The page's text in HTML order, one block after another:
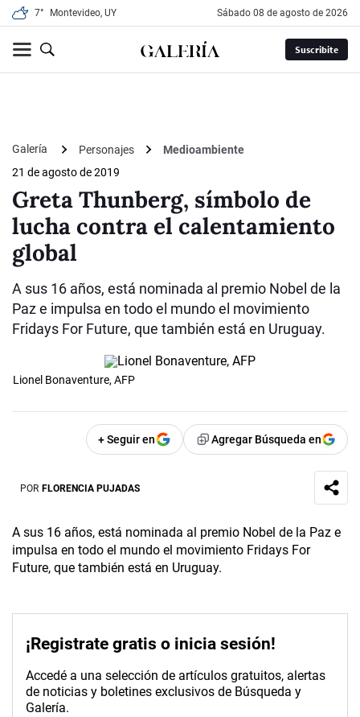
7° Montevideo, UY sábado 08 de agosto de 2026
Suscribite
Galería Personajes
Medioambiente
21 de agosto de 2019
Greta Thunberg, símbolo de
lucha contra el calentamiento
global
A sus 16 años, está nominada al premio Nobel de la
Paz e impulsa en todo el mundo el movimiento
Fridays For Future, que también está en Uruguay.
Lionel Bonaventure, AFP
+ Seguir en Agregar Búsqueda en
POR FLORENCIA PUJADAS
A sus 16 años, está nominada al premio Nobel de la Paz e
impulsa en todo el mundo el movimiento Fridays For
Future, que también está en Uruguay.
¡Registrate gratis o inicia sesión!
Accedé a una selección de artículos gratuitos, alertas
de noticias y boletines exclusivos de Búsqueda y
Galería.